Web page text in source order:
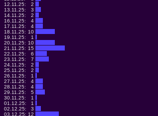
12.11.25:
2
13.11.25:
3
14.11.25:
2
16.11.25:
4
17.11.25:
4
18.11.25: 10
19.11.25:
1
20.11.25: 10
21.11.25: 15
22.11.25:
6
23.11.25:
7
24.11.25:
2
25.11.25:
2
26.11.25:
1
27.11.25:
4
28.11.25:
4
29.11.25:
5
30.11.25:
1
01.12.25:
1
02.12.25:
3
03.12.25: 12